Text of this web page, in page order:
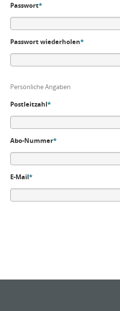
Passwort*
Passwort wiederholen*
Persönliche Angaben
Postleitzahl*
Abo-Nummer*
E-Mail*